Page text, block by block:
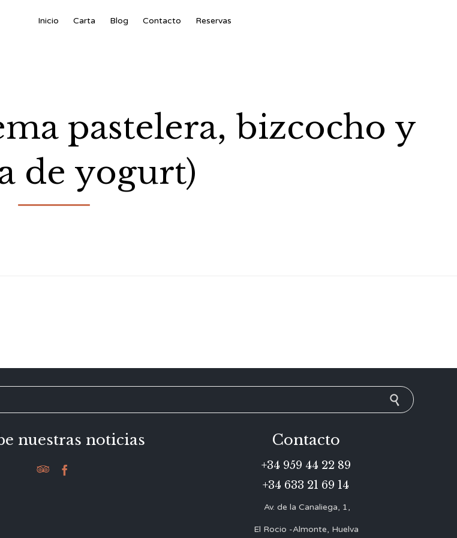
Inicio Carta Blog Contacto Reservas
pastelera, bizcocho y
de yogurt)
nuestras noticias
 
Contacto
+34 959 44 22 89
+34 633 21 69 14
Av. de la Canaliega, 1,
El Rocio -Almonte, Huelva